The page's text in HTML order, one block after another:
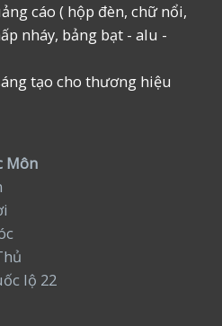
cáo ( hộp đèn, chữ nổi,
nháy, bảng bạt - alu -
tạo cho thương hiệu
Môn
lộ 22